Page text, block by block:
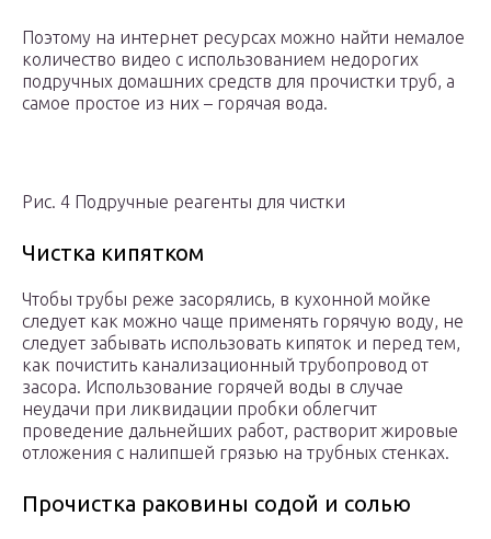
Поэтому на интернет ресурсах можно найти немалое
количество видео с использованием недорогих
подручных домашних средств для прочистки труб, а
самое простое из них – горячая вода.
Рис. 4 Подручные реагенты для чистки
Чистка кипятком
Чтобы трубы реже засорялись, в кухонной мойке
следует как можно чаще применять горячую воду, не
следует забывать использовать кипяток и перед тем,
как почистить канализационный трубопровод от
засора. Использование горячей воды в случае
неудачи при ликвидации пробки облегчит
проведение дальнейших работ, растворит жировые
отложения с налипшей грязью на трубных стенках.
Прочистка раковины содой и солью